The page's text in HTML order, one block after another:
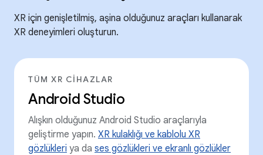
XR için genişletilmiş, aşina olduğunuz araçları kullanarak
XR deneyimleri oluşturun.
TÜM XR CIHAZLAR
Android Studio
Alışkın olduğunuz Android Studio araçlarıyla
geliştirme yapın. XR kulaklığı ve kablolu XR
gözlükleri ya da ses gözlükleri ve ekranlı gözlükler